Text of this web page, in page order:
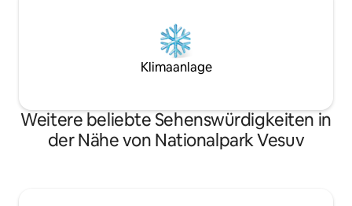
Klimaanlage
Weitere beliebte Sehenswürdigkeiten in
der Nähe von Nationalpark Vesuv